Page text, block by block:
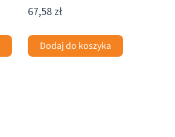
67,58 zł
Dodaj do koszyka